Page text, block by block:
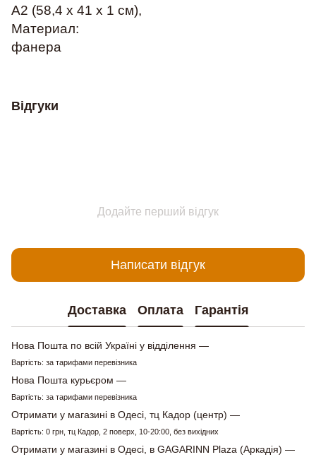
А2 (58,4 х 41 х 1 см),
Материал:
фанера
Відгуки
Додайте перший відгук
Написати відгук
Доставка Оплата Гарантія
Нова Пошта по всій Україні у відділення —
Вартість: за тарифами перевізника
Нова Пошта курьєром —
Вартість: за тарифами перевізника
Отримати у магазині в Одесі, тц Кадор (центр) —
Вартість: 0 грн, тц Кадор, 2 поверх, 10-20:00, без вихідних
Отримати у магазині в Одесі, в GAGARINN Plaza (Аркадія) —